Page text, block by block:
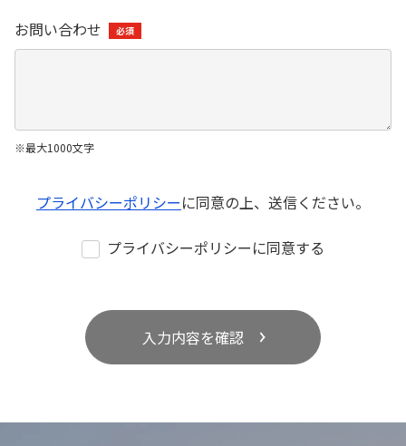
IRライブラリー
（資料一括ダウンロードを含む）
決算補足説明資料
株主通信
お問い合わせ
※最大1000文字
プライバシーポリシーに同意の上、送信ください。
プライバシーポリシーに同意する
入力内容を確認